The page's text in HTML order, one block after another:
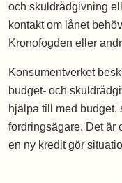
och skuldrådgivning
kontakt om lånet
Kronofogden eller
Konsumentverket
budget- och
hjälpa till med budget,
fordringsägare. Det är
en ny kredit gör